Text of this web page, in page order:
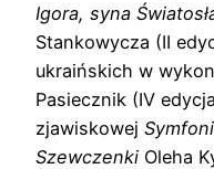
Igora, syna
Stankowycza (II
ukraińskich w
Pasiecznik (IV
zjawiskowej
Szewczenki Oleha